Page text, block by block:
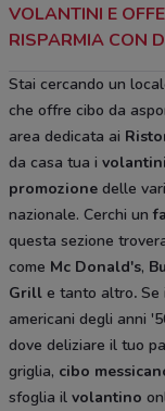
VOLANTINI E
RISPARMIA CON
Stai cercando un
che offre cibo da
area dedicata ai
da casa tua i volantini
promozione delle
nazionale. Cerchi un
questa sezione
come Mc Donald's,
Grill e tanto altro. Se
americani degli anni
dove deliziare il tuo
griglia, cibo
sfoglia il volantino